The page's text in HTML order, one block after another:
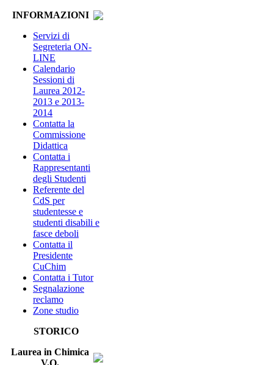
INFORMAZIONI
Servizi di
Segreteria ON-
LINE
Calendario
Sessioni di
Laurea 2012-
2013 e 2013-
2014
Contatta la
Commissione
Didattica
Contatta i
Rappresentanti
degli Studenti
Referente del
CdS per
studentesse e
studenti disabili e
fasce deboli
Contatta il
Presidente
CuChim
Contatta i Tutor
Segnalazione
reclamo
Zone studio
STORICO
Laurea in Chimica
V.O.